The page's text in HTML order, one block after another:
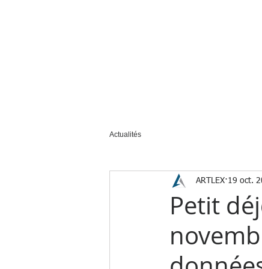
Actualités
Petit
ARTLEX 19 oct.